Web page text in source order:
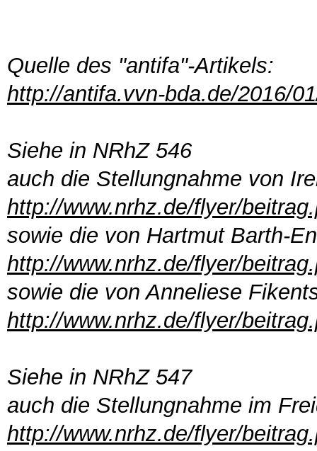
Quelle des "antifa"-Artikels:
http://antifa.vvn-bda.de/2016/
Siehe in NRhZ 546
auch die Stellungnahme von
http://www.nrhz.de/flyer/
sowie die von Hartmut Barth-
http://www.nrhz.de/flyer/
sowie die von Anneliese
http://www.nrhz.de/flyer/
Siehe in NRhZ 547
auch die Stellungnahme im
http://www.nrhz.de/flyer/